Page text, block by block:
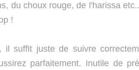
du choux rouge, de l'harissa
!
suffit juste de suivre
parfaitement. Inutile de